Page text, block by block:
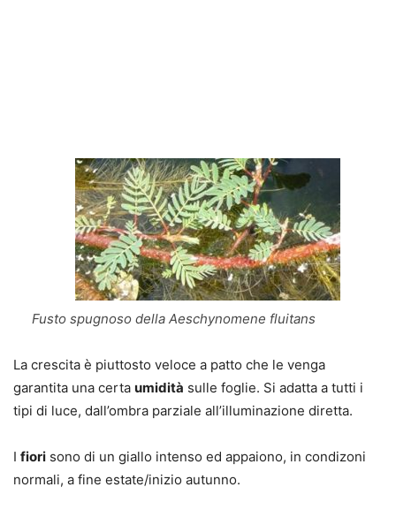
Fusto spugnoso della Aeschynomene fluitans
La crescita è piuttosto veloce a patto che le venga
garantita una certa umidità sulle foglie. Si adatta a tutti i
tipi di luce, dall’ombra parziale all’illuminazione diretta.
I fiori sono di un giallo intenso ed appaiono, in condizoni
normali, a fine estate/inizio autunno.